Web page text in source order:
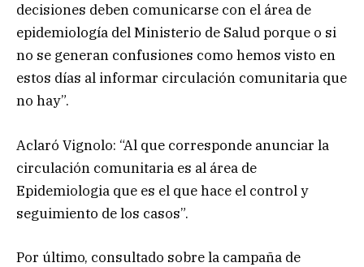
decisiones deben comunicarse con el área de
epidemiología del Ministerio de Salud porque o si
no se generan confusiones como hemos visto en
estos días al informar circulación comunitaria que
no hay”.
Aclaró Vignolo: “Al que corresponde anunciar la
circulación comunitaria es al área de
Epidemiologia que es el que hace el control y
seguimiento de los casos”.
Por último, consultado sobre la campaña de